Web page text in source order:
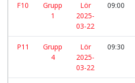
F10
Grupp
1
Lör
2025-
03-22
09:00
P11
Grupp
4
Lör
2025-
03-22
09:30